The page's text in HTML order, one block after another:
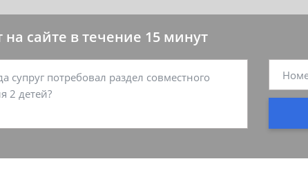
сайте в течение 15 минут